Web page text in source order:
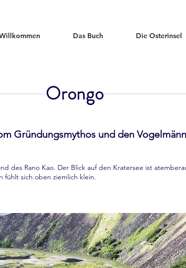
Das Buch Die Osterinsel
Orongo
Gründungsmythos und den
des Rano Kao. Der Blick auf den Kratersee ist
fühlt sich oben ziemlich klein.